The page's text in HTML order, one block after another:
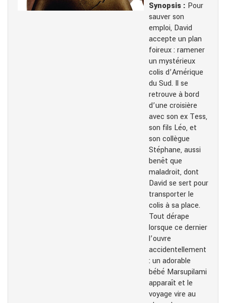
Synopsis : Pour
sauver son
emploi, David
accepte un plan
foireux : ramener
un mystérieux
colis d’Amérique
du Sud. Il se
retrouve à bord
d’une croisière
avec son ex Tess,
son fils Léo, et
son collègue
Stéphane, aussi
benêt que
maladroit, dont
David se sert pour
transporter le
colis à sa place.
Tout dérape
lorsque ce dernier
l’ouvre
accidentellement
: un adorable
bébé Marsupilami
apparaît et le
voyage vire au